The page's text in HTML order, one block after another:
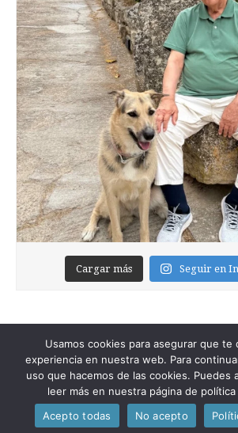
Cargar más Seguir en
Copyright © 2026 Foixblog
. All
The Magazine Premium Theme by
Usamos cookies para asegurar que te
experiencia en nuestra web. Para
uso que hacemos de las cookies. Puedes
leer más en nuestra página de
Acepto todas
No acepto